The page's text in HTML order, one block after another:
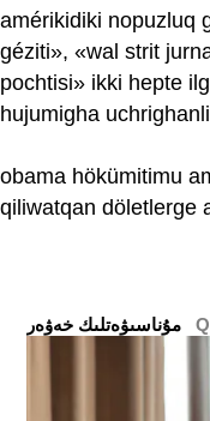
amérikidiki nopuzluq
géziti», «wal strit
pochtisi» ikki hepte
hujumigha
obama hökümitimu
qiliwatqan döletlerge